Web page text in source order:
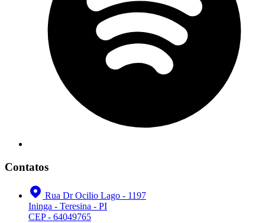
Contatos
Rua Dr Ocilio Lago - 1197
Ininga - Teresina - PI
CEP - 64049765